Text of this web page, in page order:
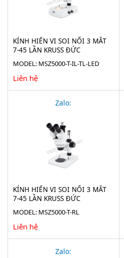
KÍNH HIỂN VI SOI NỔI 3 MẮT
7-45 LẦN KRUSS ĐỨC
MODEL: MSZ5000-T-IL-TL-LED
Liên hệ
Zalo:
KÍNH HIỂN VI SOI NỔI 3 MẮT
7-45 LẦN KRUSS ĐỨC
MODEL: MSZ5000-T-RL
Liên hệ
Zalo: